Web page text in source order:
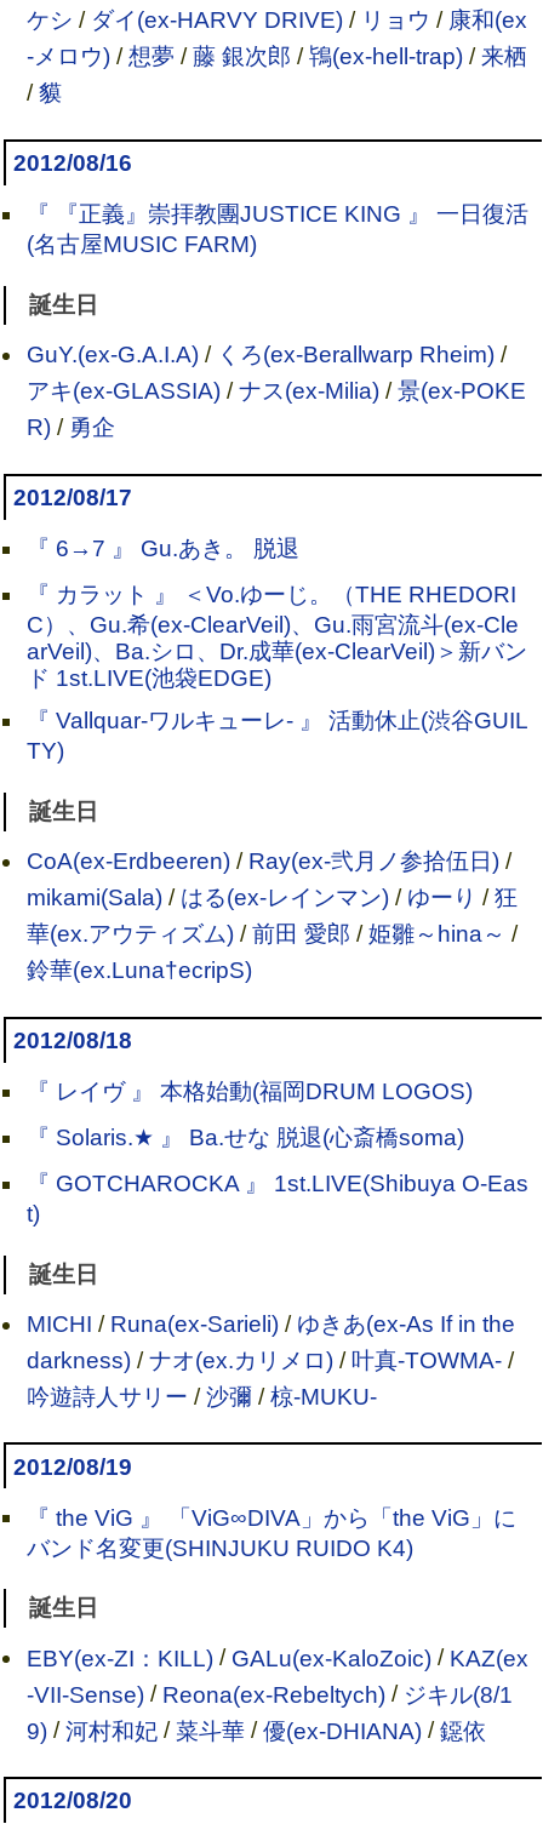
ケシ / ダイ(ex-HARVY DRIVE)/ リョウ / 康和(ex
-メロウ)/想夢 /藤 銀次郎 /鴇(ex-hell-trap)/来栖
/貘
2012/08/16
『 『正義』崇拝教團JUSTICE KING 』 一日復活
(名古屋MUSIC FARM)
誕生日
GuY.(ex-G.A.I.A)/ くろ(ex-Berallwarp Rheim)/
アキ(ex-GLASSIA)/ナス(ex-Milia)/景(ex-POKE
R)/ 勇企
2012/08/17
『 6→7 』 Gu.あき。 脱退
『 カラット 』 ＜Vo.ゆーじ。（THE RHEDORI
C）、Gu.希(ex-ClearVeil)、Gu.雨宮流斗(ex-Cle
arVeil)、Ba.シロ、Dr.成華(ex-ClearVeil)＞新バン
ド 1st.LIVE(池袋EDGE)
『 Vallquar-ワルキューレ- 』 活動休止(渋谷GUIL
TY)
誕生日
CoA(ex-Erdbeeren)/ Ray(ex-弐月ノ参拾伍日)/
mikami(Sala)/ はる(ex-レインマン)/ ゆーり /狂
華(ex.アウティズム)/前田 愛郎 /姫雛～hina～ /
鈴華(ex.Luna†ecripS)
2012/08/18
『 レイヴ 』 本格始動(福岡DRUM LOGOS)
『 Solaris.★ 』 Ba.せな 脱退(心斎橋soma)
『 GOTCHAROCKA 』 1st.LIVE(Shibuya O-Eas
t)
誕生日
MICHI / Runa(ex-Sarieli)/ ゆきあ(ex-As If in the
darkness)/ナオ(ex.カリメロ)/叶真-TOWMA-/
吟遊詩人サリー /沙彌/椋-MUKU-
2012/08/19
『 the ViG 』 「ViG∞DIVA」から「the ViG」に
バンド名変更(SHINJUKU RUIDO K4)
誕生日
EBY(ex-ZI：KILL)/ GALu(ex-KaloZoic)/ KAZ(ex
-VII-Sense)/ Reona(ex-Rebeltych)/ ジキル(8/1
9)/河村和妃/ 菜斗華/優(ex-DHIANA)/鐚依
2012/08/20